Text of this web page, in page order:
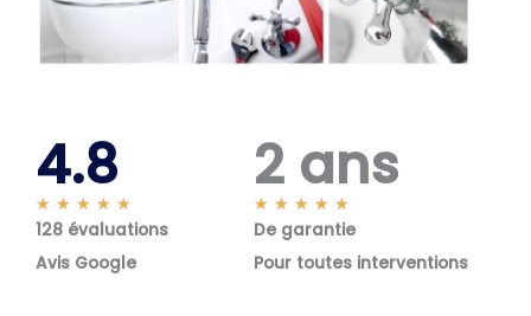
4.8
★ ★ ★ ★ ★
o
128 évaluations
Avis Google
2 ans
★ ★ ★ ★ ★
o
De garantie
Pour toutes interventions